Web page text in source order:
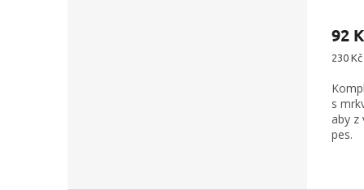
92
Měrná
230
s
aby z
pes.